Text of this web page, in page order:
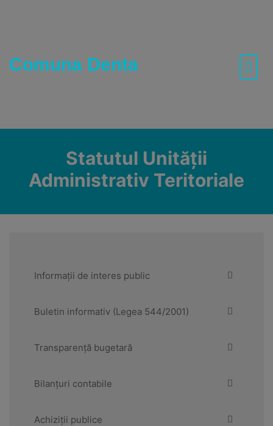
Comuna Denta
Statutul Unității
Administrativ Teritoriale
Informații de interes public
Buletin informativ (Legea 544/2001)
Transparență bugetară
Bilanțuri contabile
Achiziții publice